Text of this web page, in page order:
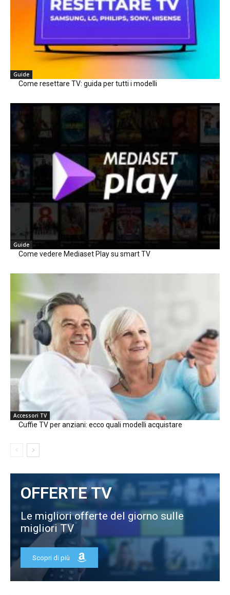
Guide
Come resettare TV: guida per tutti i modelli
Guide
Come vedere Mediaset Play su smart TV
Accessori TV
Cuffie TV per anziani: ecco quali modelli acquistare
OFFERTE TV
Le migliori offerte del giorno sulle
migliori TV
Scopri di più